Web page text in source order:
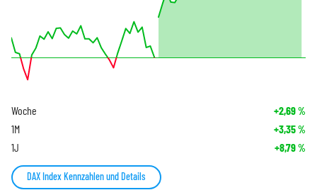
Woche +2,69%
1M +3,35%
1J +8,79%
DAX Index Kennzahlen und Details